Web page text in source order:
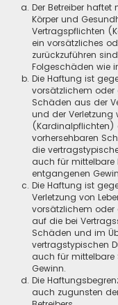
Der Betreiber haftet
Körper und
Vertragspflichten
ein vorsätzliches
zurückzuführen
Folgeschäden wie
Die Haftung ist
vorsätzlichem oder
Schäden aus der
und der Verletzung
(Kardinalpflichten)
vorhersehbaren
die
auch für mittelbare
entgangenen
Die Haftung ist
Verletzung von
vorsätzlichem oder
auf die bei
Schäden und im
vertragstypischen
auch für mittelbare
Gewinn.
Die
auch zugunsten